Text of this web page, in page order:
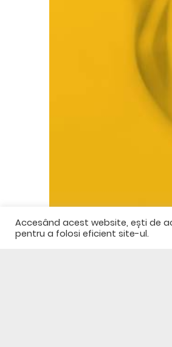
Accesând acest website, ești de
pentru a folosi eficient site-ul.